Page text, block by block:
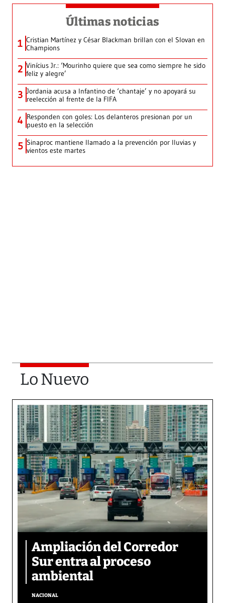
Últimas noticias
1 Cristian Martínez y César Blackman brillan con el Slovan en
Champions
2 Vinícius Jr.: ‘Mourinho quiere que sea como siempre he sido
feliz y alegre’
3 Jordania acusa a Infantino de ‘chantaje’ y no apoyará su
reelección al frente de la FIFA
4 Responden con goles: Los delanteros presionan por un
puesto en la selección
5 Sinaproc mantiene llamado a la prevención por lluvias y
vientos este martes
Lo Nuevo
Ampliación del Corredor
Sur entra al proceso
ambiental
NACIONAL